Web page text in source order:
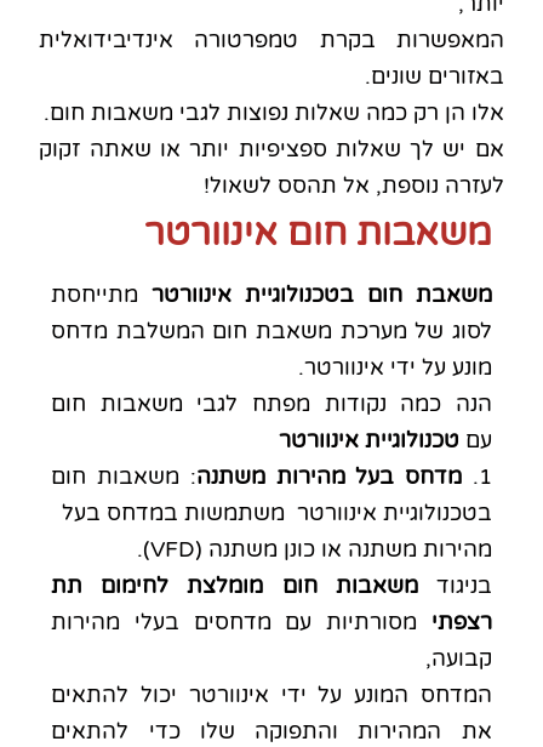
המאפשרות בקרת טמפרטורה אינדיבידואלית
באזורים שונים.
אלו הן רק כמה שאלות נפוצות לגבי משאבות חום.
אם יש לך שאלות ספציפיות יותר או שאתה זקוק
לעזרה נוספת, אל תהסס לשאול!
משאבות חום אינוורטר
משאבת חום בטכנולוגיית אינוורטרמתייחסת
לסוג של מערכת משאבת חום המשלבת מדחס
מונע על ידי אינוורטר.
הנה כמה נקודות מפתח לגבי משאבות חום
עם טכנולוגיית אינוורטר
1.
מדחס בעל מהירות משתנה: משאבות חום
בטכנולוגיית אינוורטר משתמשות במדחס בעל
מהירות משתנה או כונן משתנה (VFD).
בניגודמשאבות חום מומלצת לחימום תת
רצפתי מסורתיות עם מדחסים בעלי מהירות
קבועה,
המדחס המונע על ידי אינוורטר יכול להתאים
את המהירות והתפוקה שלו כדי להתאים